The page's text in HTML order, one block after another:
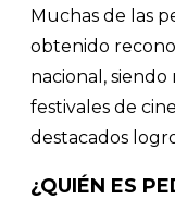
Muchas de las
obtenido
nacional, siendo
festivales de
destacados
¿QUIÉN ES